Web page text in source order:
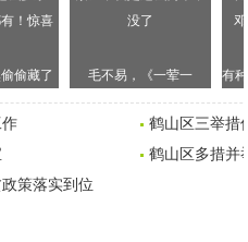
偷藏了
东西！
喜吗？
毛不易，《一荤一
素》，就是这么简单，
没了
有
手
鹤山区三举措
鹤山区多措并
策落实到位